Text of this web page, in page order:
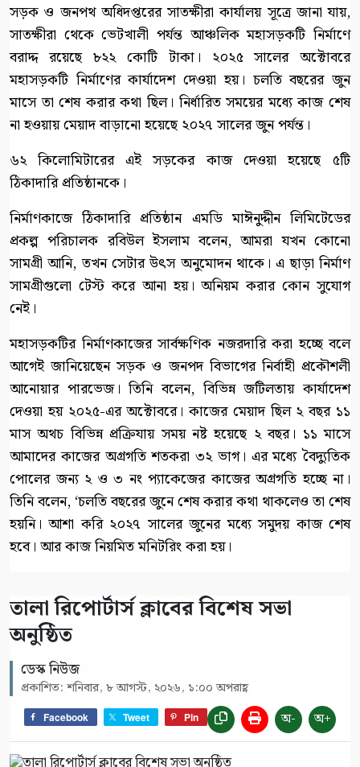
সড়ক ও জনপথ অধিদপ্তরের সাতক্ষীরা কার্যালয় সূত্রে জানা যায়,
সাতক্ষীরা থেকে ভেটখালী পর্যন্ত আঞ্চলিক মহাসড়কটি নির্মাণে
বরাদ্দ রয়েছে ৮২২ কোটি টাকা। ২০২৫ সালের অক্টোবরে
মহাসড়কটি নির্মাণের কার্যাদেশ দেওয়া হয়। চলতি বছরের জুন
মাসে তা শেষ করার কথা ছিল। নির্ধারিত সময়ের মধ্যে কাজ শেষ
না হওয়ায় মেয়াদ বাড়ানো হয়েছে ২০২৭ সালের জুন পর্যন্ত।
৬২ কিলোমিটারের এই সড়কের কাজ দেওয়া হয়েছে ৫টি
ঠিকাদারি প্রতিষ্ঠানকে।
নির্মাণকাজে ঠিকাদারি প্রতিষ্ঠান এমডি মাঈনুদ্দীন লিমিটেডের
প্রকল্প পরিচালক রবিউল ইসলাম বলেন, আমরা যখন কোনো
সামগ্রী আনি, তখন সেটার উৎস অনুমোদন থাকে। এ ছাড়া নির্মাণ
সামগ্রীগুলো টেস্ট করে আনা হয়। অনিয়ম করার কোন সুযোগ
নেই।
মহাসড়কটির নির্মাণকাজের সার্বক্ষণিক নজরদারি করা হচ্ছে বলে
আগেই জানিয়েছেন সড়ক ও জনপদ বিভাগের নির্বাহী প্রকৌশলী
আনোয়ার পারভেজ। তিনি বলেন, বিভিন্ন জটিলতায় কার্যাদেশ
দেওয়া হয় ২০২৫-এর অক্টোবরে। কাজের মেয়াদ ছিল ২ বছর ১১
মাস অথচ বিভিন্ন প্রক্রিযায় সময় নষ্ট হয়েছে ২ বছর। ১১ মাসে
আমাদের কাজের অগ্রগতি শতকরা ৩২ ভাগ। এর মধ্যে বৈদ্যুতিক
পোলের জন্য ২ ও ৩ নং প্যাকেজের কাজের অগ্রগতি হচ্ছে না।
তিনি বলেন, ‘চলতি বছরের জুনে শেষ করার কথা থাকলেও তা শেষ
হয়নি। আশা করি ২০২৭ সালের জুনের মধ্যে সমুদয় কাজ শেষ
হবে। আর কাজ নিয়মিত মনিটরিং করা হয়।
‎তালা রিপোর্টার্স ক্লাবের বিশেষ সভা
অনুষ্ঠিত
ডেস্ক নিউজ
প্রকাশিত: শনিবার, ৮ আগস্ট, ২০২৬, ১:০০ অপরাহ্ণ
Facebook Tweet Pin অ- অ+